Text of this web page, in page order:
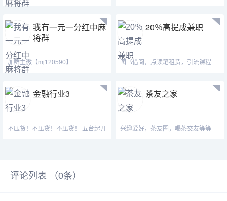
【ab120590】【hf420624】 Q
我有一元一分红中麻
将群
加群主微【mj120590】
【ab120590】【hf420624】安全指
20％高提成兼职
图书借阅，点读笔租赁，引流课程
金融行业3
不压货！不压货！不压货！ 五台起开
茶友之家
兴趣爱好，茶友圈，喝茶交友等等
评论列表 （0条）